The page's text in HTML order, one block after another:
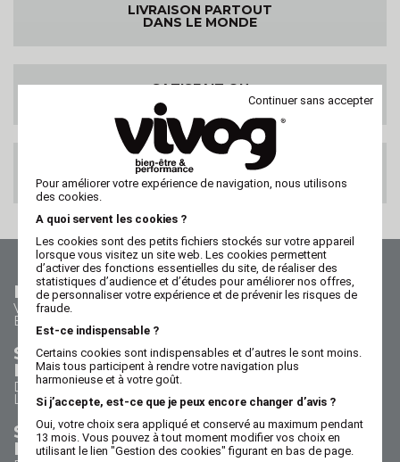
LIVRAISON PARTOUT
DANS LE MONDE
SATISFAIT OU
REMBOURSE
PAIEMENT 100%
SECURISE
Nous contacter
Vos questions - nos réponses
Besoin d'aide ?
Service Commercial
Nous appeler au 02 47 73 38 38
Du lundi au jeudi de 8h30 à 17h30
Le vendredi de 8h30 à 17h
Service Après Vente
Nous appeler au 02 47 73 38 38
Continuer sans accepter
Pour améliorer votre expérience de navigation, nous utilisons
des cookies.
A quoi servent les cookies ?
Les cookies sont des petits fichiers stockés sur votre appareil
lorsque vous visitez un site web. Les cookies permettent
d’activer des fonctions essentielles du site, de réaliser des
statistiques d’audience et d’études pour améliorer nos offres,
de personnaliser votre expérience et de prévenir les risques de
fraude.
Est-ce indispensable ?
Certains cookies sont indispensables et d’autres le sont moins.
Mais tous participent à rendre votre navigation plus
harmonieuse et à votre goût.
Si j’accepte, est-ce que je peux encore changer d’avis ?
Oui, votre choix sera appliqué et conservé au maximum pendant
13 mois. Vous pouvez à tout moment modifier vos choix en
utilisant le lien "Gestion des cookies" figurant en bas de page.